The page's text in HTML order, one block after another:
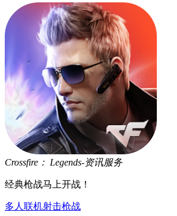
Crossfire： Legends-资讯服务
经典枪战马上开战！
多人联机射击枪战